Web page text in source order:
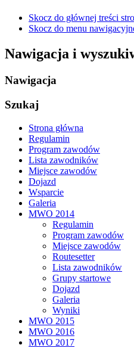
Skocz do głównej treści
Skocz do menu
Nawigacja i
Nawigacja
Szukaj
Strona główna
Regulamin
Program zawodów
Lista zawodników
Miejsce zawodów
Dojazd
Wsparcie
Galeria
MWO 2014
Regulamin
Program zawodów
Miejsce zawodów
Routesetter
Lista zawodników
Grupy startowe
Dojazd
Galeria
Wyniki
MWO 2015
MWO 2016
MWO 2017